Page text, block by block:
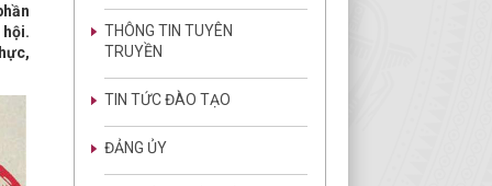
THÔNG TIN TUYÊN
TRUYỀN
TIN TỨC ĐÀO TẠO
ĐẢNG ỦY